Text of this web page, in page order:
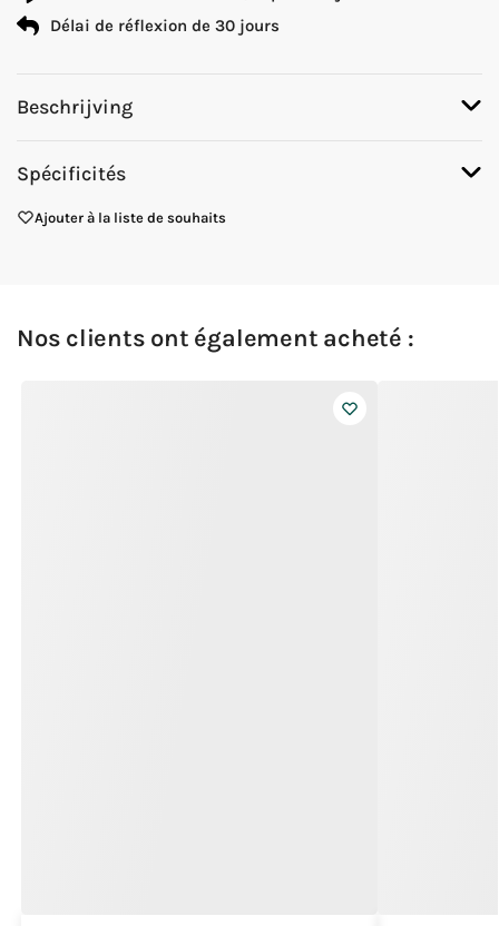
Délai de réflexion de 30 jours
Beschrijving
Spécificités
Ajouter à la liste de souhaits
Nos clients ont également acheté :